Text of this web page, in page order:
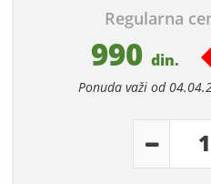
Regularna
990 din.
Ponuda važi od